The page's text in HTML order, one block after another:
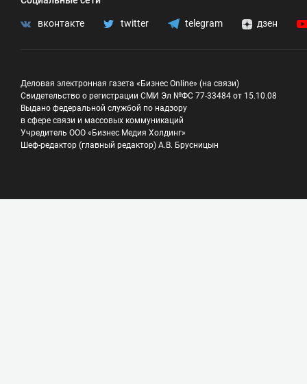
вконтакте twitter telegram дзен
Деловая электронная газета «Бизнес Online» (на связи)
Свидетельство о регистрации СМИ Эл №ФС 77-33484 от 15.10.08
Выдано федеральной службой по надзору
в сфере связи и массовых коммуникаций
Учредитель ООО «Бизнес Медия Холдинг»
Шеф-редактор (главный редактор) А.В. Брусницын